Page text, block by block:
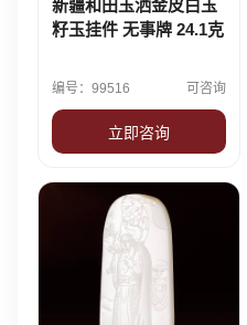
新疆和田玉洒金皮白玉
籽玉挂件 无事牌 24.1克
编号：99516 可咨询
立即咨询